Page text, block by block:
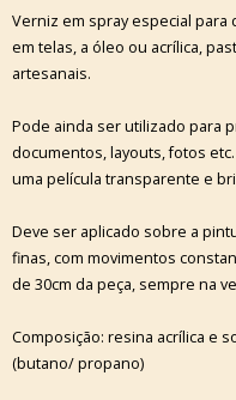
Verniz em spray especial
em telas, a óleo ou acrílica,
artesanais.
Pode ainda ser utilizado para
documentos, layouts, fotos
uma película transparente e
Deve ser aplicado sobre a
finas, com movimentos
de 30cm da peça, sempre na
Composição: resina acrílica e
(butano/ propano)